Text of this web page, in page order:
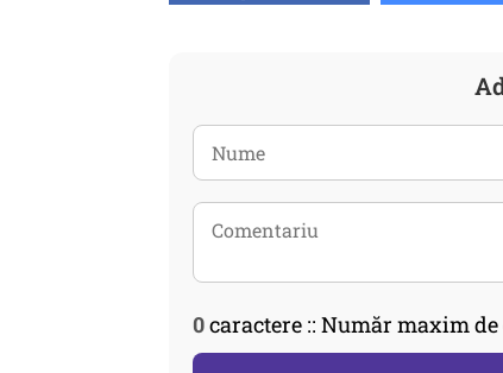
0caractere :: Număr maxim de